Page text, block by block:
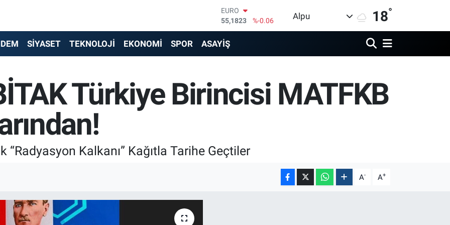
STERLİN
64,4329
%-0.02
GRAM ALTIN
6664.02
BİST100
65.184,38
%0.37
DOLAR
47,7239
%0.01
Alpu 18°
SİYASET TEKNOLOJİ EKONOMİ SPOR ASAYİŞ
Türkiye Birincisi MATFKB
Kalkanı” Kağıtla Tarihe Geçtiler
A- A+